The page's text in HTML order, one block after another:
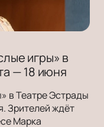
игры» в
— 18 июня
в Театре Эстрады
Зрителей ждёт
Марка